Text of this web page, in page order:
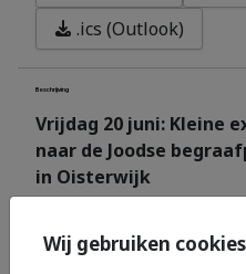
.ics (Outlook)
Beschrijving
Vrijdag 20 juni: Kleine
naar de Joodse
in Oisterwijk
Wij gebruiken cookies